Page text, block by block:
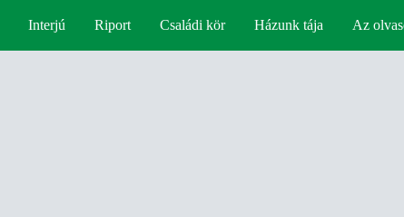
Interjú Riport Családi kör Házunk tája Az